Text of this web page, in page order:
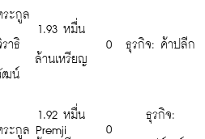
ระกูล
ราธิ
ฒน์
1.93 หมื่น
ล้านเหรียญ
0 ธุรกิจ: ค้าปลีก
ระกูล Premji
1.92 หมื่น
0
ธุรกิจ: